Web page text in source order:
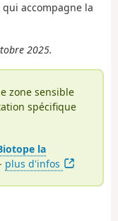
accompagne la
2025.
zone sensible
spécifique
la
plus d'infos